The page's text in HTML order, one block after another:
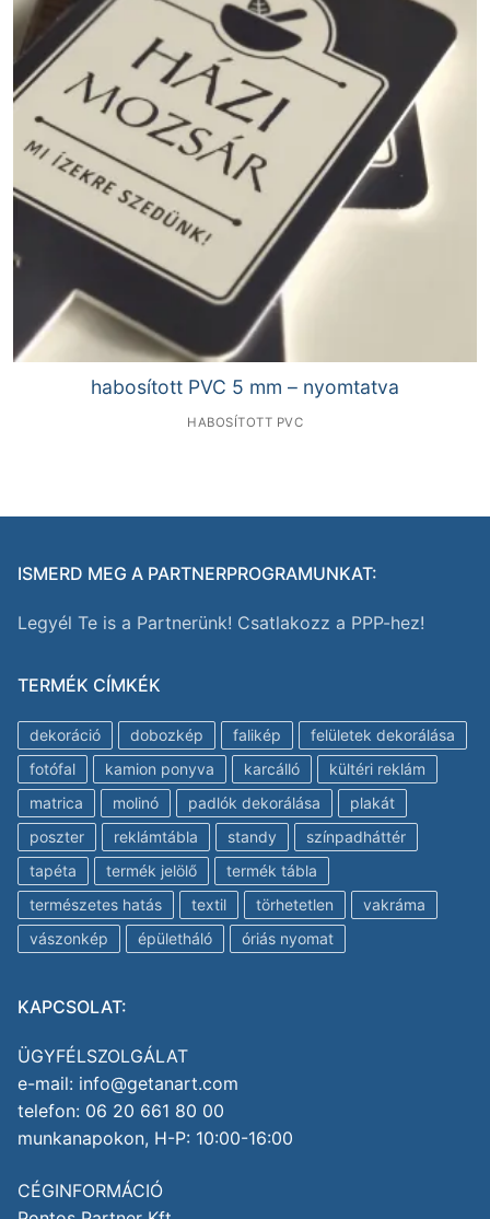
habosított PVC 5 mm – nyomtatva
HABOSÍTOTT PVC
ISMERD MEG A PARTNERPROGRAMUNKAT:
Legyél Te is a Partnerünk! Csatlakozz a PPP-hez!
TERMÉK CÍMKÉK
dekoráció dobozkép falikép
felületek dekorálása
fotófal
kamion ponyva karcálló
kültéri reklám
matrica
molinó padlók dekorálása
plakát
poszter
reklámtábla standy
színpadháttér
tapéta
termék jelölő
termék tábla
természetes hatás
textil törhetetlen
vakráma
vászonkép
épületháló óriás nyomat
KAPCSOLAT:
ÜGYFÉLSZOLGÁLAT
e-mail: info@getanart.com
telefon: 06 20 661 80 00
munkanapokon, H-P: 10:00-16:00
CÉGINFORMÁCIÓ